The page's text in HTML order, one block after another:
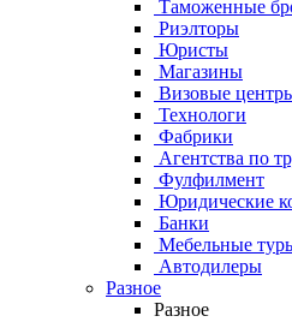
Таможенные
Риэлторы
Юристы
Магазины
Визовые
Технологи
Фабрики
Агентства по
Фулфилмент
Юридические
Банки
Мебельные
Автодилеры
Разное
Разное